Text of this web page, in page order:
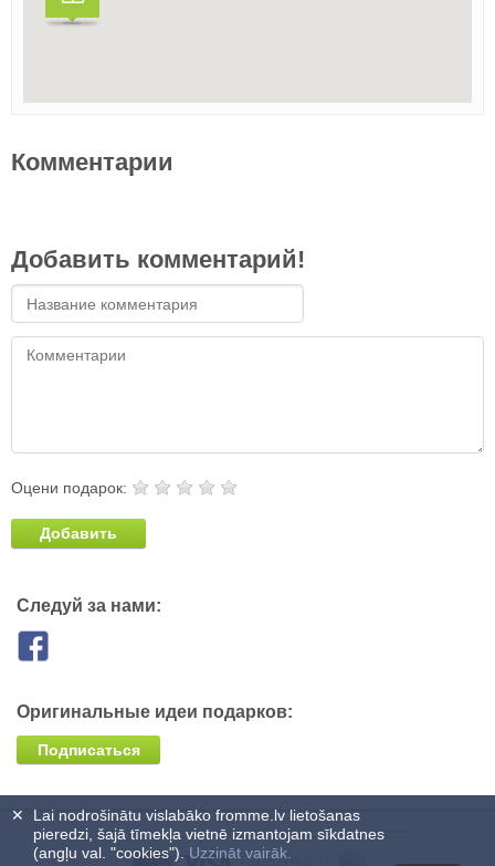
Комментарии
Добавить комментарий!
Оцени подарок:
Добавить
Следуй за нами:
Оригинальные идеи подарков:
Подписаться
Lai nodrošinātu vislabāko fromme.lv lietošanas
pieredzi, šajā tīmekļa vietnē izmantojam sīkdatnes
(angļu val. "cookies"). Uzzināt vairāk.
✕